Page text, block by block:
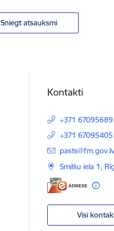
Sniegt atsauksmi
Kontakti
+371 67095689
+371 67095405
E-pasts:
pasts@fm.gov.lv
Smilšu iela 1,
Visi